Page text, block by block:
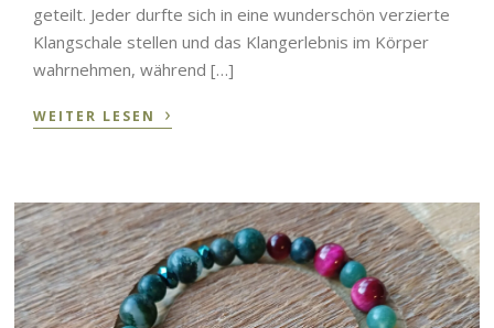
geteilt. Jeder durfte sich in eine wunderschön verzierte
Klangschale stellen und das Klangerlebnis im Körper
wahrnehmen, während […]
WEITER LESEN ›